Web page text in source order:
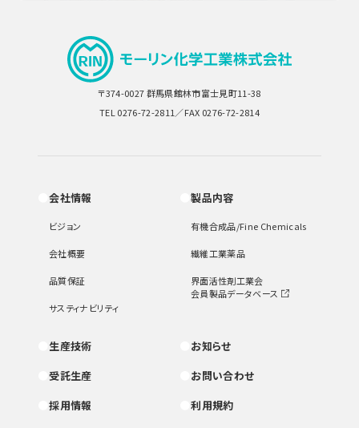
〒374-0027 群馬県館林市富士見町11-38
TEL 0276-72-2811／FAX 0276-72-2814
会社情報
ビジョン
会社概要
品質保証
サスティナビリティ
製品内容
有機合成品/Fine Chemicals
繊維工業薬品
界面活性剤工業会
会員製品データベース
生産技術
受託生産
採用情報
お知らせ
お問い合わせ
利用規約